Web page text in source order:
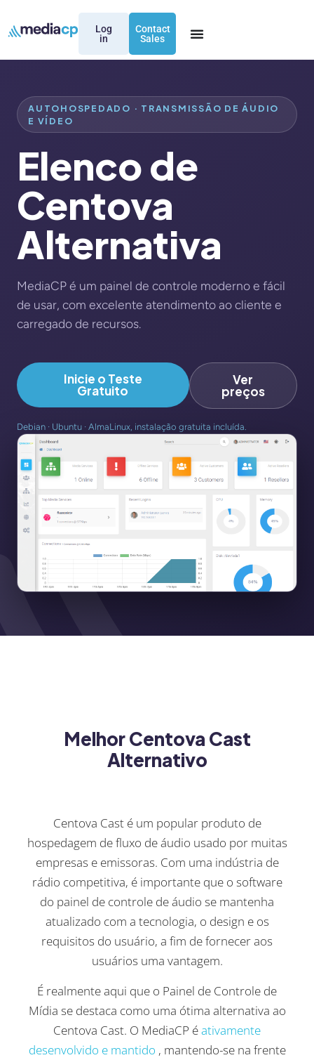
Log
in
Contact
Sales
AUTOHOSPEDADO · TRANSMISSÃO DE ÁUDIO
E VÍDEO
Elenco de
Centova
Alternativa
MediaCP é um painel de controle moderno e fácil
de usar, com excelente atendimento ao cliente e
carregado de recursos.
Inicie o Teste
Gratuito
Ver
preços
Debian · Ubuntu · AlmaLinux, instalação gratuita incluída.
Melhor Centova Cast
Alternativo
Centova Cast é um popular produto de
hospedagem de fluxo de áudio usado por muitas
empresas e emissoras. Com uma indústria de
rádio competitiva, é importante que o software
do painel de controle de áudio se mantenha
atualizado com a tecnologia, o design e os
requisitos do usuário, a fim de fornecer aos
usuários uma vantagem.
É realmente aqui que o Painel de Controle de
Mídia se destaca como uma ótima alternativa ao
Centova Cast. O MediaCP éativamente
desenvolvido e mantido , mantendo-se na frente